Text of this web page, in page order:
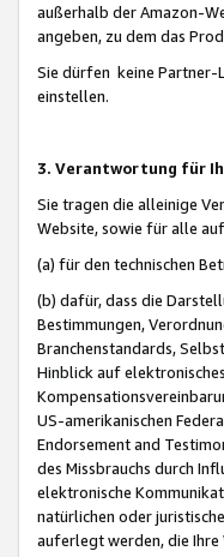
außerhalb der Amazon-
angeben, zu dem das
Sie dürfen keine Partner-
einstellen.
3. Verantwortung für
Sie tragen die alleinige
Website, sowie für alle
(a) für den technischen
(b) dafür, dass die
Bestimmungen,
Branchenstandards,
Hinblick auf
US-amerikanischen
Endorsement and
des Missbrauchs durch
elektronische
natürlichen oder
auferlegt werden, die Ihre